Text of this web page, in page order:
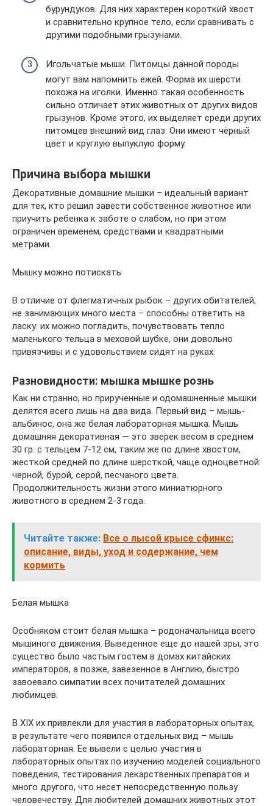
бурундуков. Для них характерен короткий хвост
и сравнительно крупное тело, если сравнивать с
другими подобными грызунами.
Игольчатые мыши. Питомцы данной породы
могут вам напомнить ежей. Форма их шерсти
похожа на иголки. Именно такая особенность
сильно отличает этих животных от других видов
грызунов. Кроме этого, их выделяет среди других
питомцев внешний вид глаз. Они имеют чёрный
цвет и круглую выпуклую форму.
Причина выбора мышки
Декоративные домашние мышки – идеальный вариант
для тех, кто решил завести собственное животное или
приучить ребенка к заботе о слабом, но при этом
ограничен временем, средствами и квадратными
метрами.
Мышку можно потискать
В отличие от флегматичных рыбок – других обитателей,
не занимающих много места – способны ответить на
ласку: их можно погладить, почувствовать тепло
маленького тельца в меховой шубке, они довольно
привязчивы и с удовольствием сидят на руках.
Разновидности: мышка мышке рознь
Как ни странно, но прирученные и одомашненные мышки
делятся всего лишь на два вида. Первый вид – мышь-
альбинос, она же белая лабораторная мышка. Мышь
домашняя декоративная — это зверек весом в среднем
30 гр. с тельцем 7-12 см, таким же по длине хвостом,
жесткой средней по длине шерсткой, чаще одноцветной:
черной, бурой, серой, песчаного цвета.
Продолжительность жизни этого миниатюрного
животного в среднем 2-3 года.
Читайте также: Все о лысой крысе сфинкс:
описание, виды, уход и содержание, чем
кормить
Белая мышка
Особняком стоит белая мышка – родоначальница всего
мышиного движения. Выведенное еще до нашей эры, это
существо было частым гостем в домах китайских
императоров, а позже, завезенное в Англию, быстро
завоевало симпатии всех почитателей домашних
любимцев.
В XIX их привлекли для участия в лабораторных опытах,
в результате чего появился отдельных вид – мышь
лабораторная. Ее вывели с целью участия в
лабораторных опытах по изучению моделей социального
поведения, тестирования лекарственных препаратов и
много другого, что несет непосредственную пользу
человечеству. Для любителей домашних животных этот